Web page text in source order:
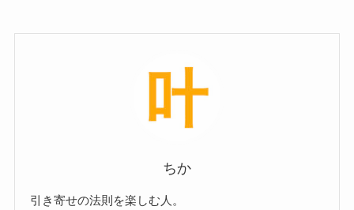
ちか
引き寄せの法則を楽しむ人。